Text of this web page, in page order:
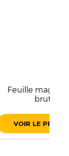
Feuille
brute
VOIR LE